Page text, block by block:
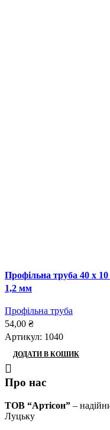
Профільна труба 40 x
1,2 мм
Профільна труба
54,00 ₴
Артикул: 1040
ДОДАТИ В КОШИК
Про нас
ТОВ “Артісон” –
Луцьку